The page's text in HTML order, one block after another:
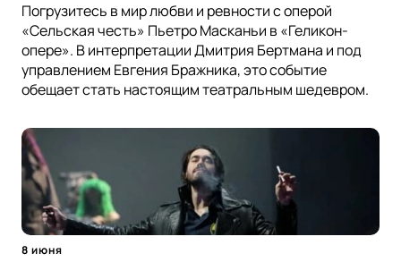
Погрузитесь в мир любви и ревности с оперой
«Сельская честь» Пьетро Масканьи в «Геликон-
опере». В интерпретации Дмитрия Бертмана и под
управлением Евгения Бражника, это событие
обещает стать настоящим театральным шедевром.
8 июня